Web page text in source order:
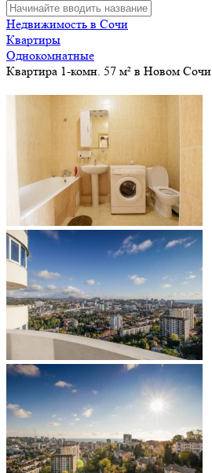
Недвижимость в Сочи
Квартиры
Однокомнатные
Квартира 1-комн. 57 м² в Новом Сочи